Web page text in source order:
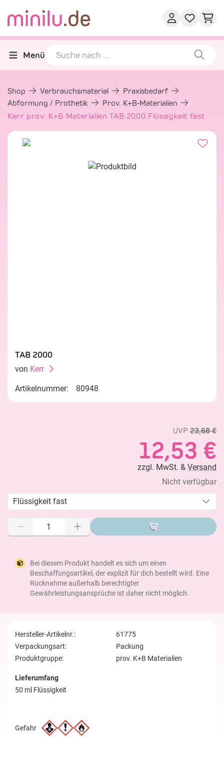
Menü
Shop Verbrauchsmaterial
Praxisbedarf
Abformung / Prothetik
Prov. K+B-Materialien
Kerr prov. K+B Materialien TAB 2000 Flüssigkeit fast
TAB 2000
von Kerr
Artikelnummer: 80948
UVP 23,68 €
12,53 €
zzgl. MwSt. & Versand
Nicht verfügbar
Flüssigkeit fast
Bei diesem Produkt handelt es sich um einen
Beschaffungsartikel, der explizit für dich bestellt wird. Eine
Rücknahme außerhalb berechtigter
Gewährleistungsansprüche ist daher nicht möglich.
Hersteller-Artikelnr.:
61775
Verpackungsart:
Packung
Produktgruppe:
prov. K+B Materialien
Lieferumfang
50 ml Flüssigkeit
Gefahr